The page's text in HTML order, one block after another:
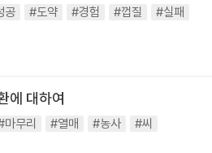
공 #도약 #경험 #껍질
#실패
에 대하여
마무리 #열매 #농사
#씨